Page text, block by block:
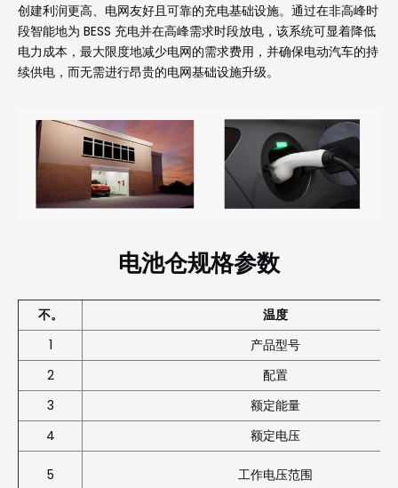
创建利润更高、电网友好且可靠的充电基础设施。通过在非高峰时
段智能地为 BESS 充电并在高峰需求时段放电，该系统可显着降低
电力成本，最大限度地减少电网的需求费用，并确保电动汽车的持
续供电，而无需进行昂贵的电网基础设施升级。
电池仓规格参数
不。
温度
1
产品型号
2
配置
3
额定能量
4
额定电压
5 工作电压范围